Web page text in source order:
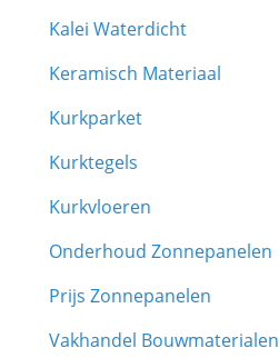
Kalei Waterdicht
Keramisch Materiaal
Kurkparket
Kurktegels
Kurkvloeren
Onderhoud Zonnepanelen
Prijs Zonnepanelen
Vakhandel Bouwmaterialen